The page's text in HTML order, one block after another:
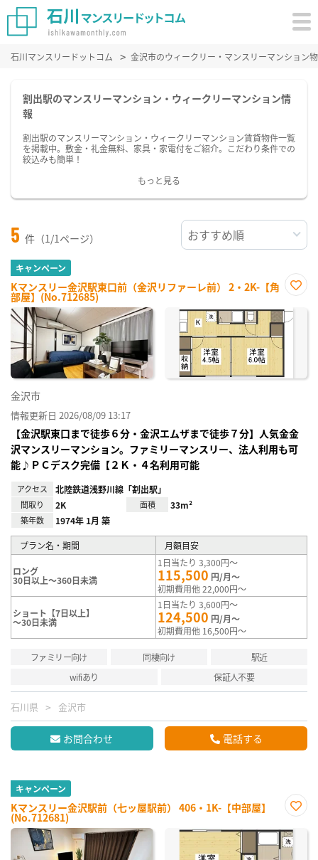
石川マンスリードットコム 金沢市のウィークリー・マンスリーマンション
割出駅のマンスリーマンション・ウィークリーマンション情
報
割出駅のマンスリーマンション・ウィークリーマンション賃貸物件一覧
を掲載中。敷金・礼金無料、家具・家電付をご紹介。こだわり条件での
絞込みも簡単！
もっと見る
5 件（1/1ページ）
キャンペーン
Kマンスリー金沢駅東口前（金沢リファーレ前） 2・2K-【角
部屋】(No.712685)
に入
り登
金沢市
情報更新日 2026/08/09 13:17
【金沢駅東口まで徒歩６分・金沢エムザまで徒歩７分】人気金金
沢マンスリーマンション。ファミリーマンスリー、法人利用も可
能♪ＰＣデスク完備【２Ｋ・４名利用可能
アクセス 北陸鉄道浅野川線「割出駅」
間取り 2K 面積 33m²
築年数 1974年 1月 築
プラン名・期間 月額目安
ロング
30日以上～360日未満
1日当たり 3,300円～
115,500 円/月～
初期費用他 22,000円～
ショート【7日以上】
～30日未満
1日当たり 3,600円～
124,500 円/月～
初期費用他 16,500円～
ファミリー向け 同棲向け
駅近
wifiあり
保証人不要
石川県 金沢市
お問合わせ 電話する
キャンペーン
Kマンスリー金沢駅前（七ッ屋駅前） 406・1K-【中部屋】
(No.712681)
に入
り登
録